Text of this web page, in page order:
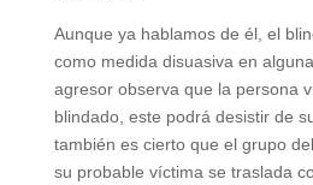
Aunque ya hablamos de él, el
como medida disuasiva en
agresor observa que la persona
blindado, este podrá desistir de
también es cierto que el grupo
su probable víctima se traslada